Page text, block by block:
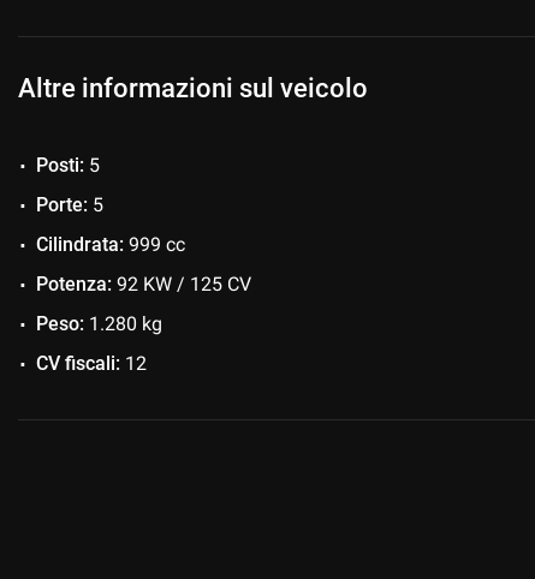
Altre informazioni sul veicolo
Posti: 5
Porte: 5
Cilindrata: 999 cc
Potenza: 92 KW / 125 CV
Peso: 1.280 kg
CV fiscali: 12